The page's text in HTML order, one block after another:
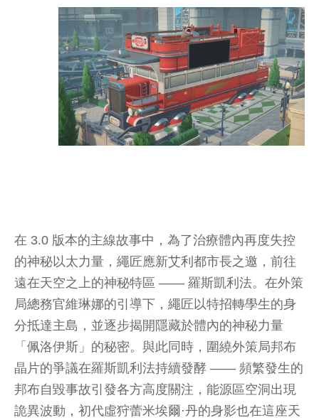
在 3.0 版本的主線故事中，為了治療體內再度失控
的神秘以太力量，繩匠應新艾利都市長之邀，前往
遠在天空之上的神秘特區 —— 羅斯凱利法。在外策
局總務官維琳娜的引導下，繩匠以特招轉學生的身
分抵達主島，並逐步揭開隱藏於體內的神秘力量
「佩洛伊斯」的秘密。與此同時，圍繞外策局邦布
晶片的爭議在羅斯凱利法持續發酵 —— 頻繁發生的
邦布自毀事故引發各方高度關注，能源區空洞出現
詭異波動，初代虛狩蕾米埃爾·丹的身影也在這座天